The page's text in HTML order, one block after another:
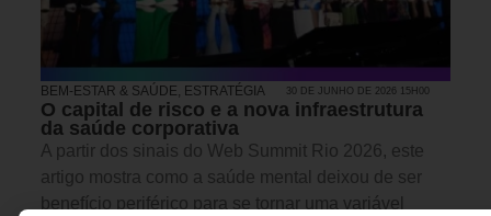
BEM-ESTAR & SAÚDE, ESTRATÉGIA 30 DE JUNHO DE 2026 15H00
O capital de risco e a nova infraestrutura
da saúde corporativa
A partir dos sinais do Web Summit Rio 2026, este
artigo mostra como a saúde mental deixou de ser
benefício periférico para se tornar uma variável